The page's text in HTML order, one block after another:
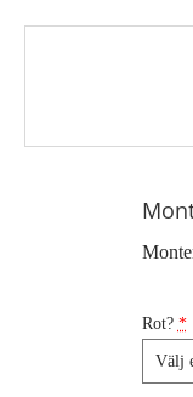
Rot? *